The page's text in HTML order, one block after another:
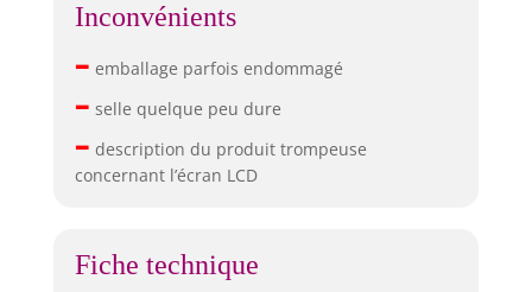
Inconvénients
– emballage parfois endommagé
– selle quelque peu dure
– description du produit trompeuse
concernant l’écran LCD
Fiche technique